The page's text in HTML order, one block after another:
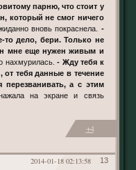
парню, что стоит у
который не смог ничего
вновь покраснела. -
то дело, бери. Только не
мне еще нужен живым и
нахмурилась.- Жду тебя к
тебя данные в течение
перезванивать, а с этим
на экране и связь
+4
13
2014-01-18 02:13:58